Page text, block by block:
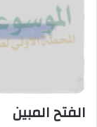
الفتح المبين